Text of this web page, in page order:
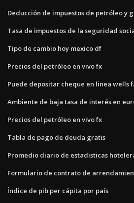
Deducción de impuestos de petróleo y
Tasa de impuestos de la seguridad
Tipo de cambio hoy mexico df
Precios del petróleo en vivo fx
Puede depositar cheque en linea wells
Ambiente de baja tasa de interés en
Precios del petróleo en vivo fx
Tabla de pago de deuda gratis
Promedio diario de estadisticas
Formulario de contrato de
Índice de pib per cápita por país